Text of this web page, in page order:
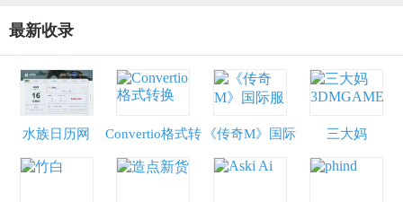
最新收录
水族日历网 Convertio格式转
换
《传奇M》国际
服
三大妈
3DMGAME